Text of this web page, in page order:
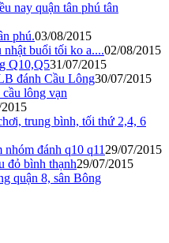
nay quận tân phú tân
phú.03/08/2015
nhật buổi tối ko a....02/08/2015
Q10,Q531/07/2015
đánh Cầu Lông30/07/2015
lông vạn
trung bình, tối thứ 2,4, 6
đánh q10 q11 29/07/2015
đỏ bình thạnh29/07/2015
quận 8, sân Bông